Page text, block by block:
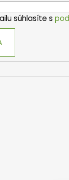
súhlasíte s